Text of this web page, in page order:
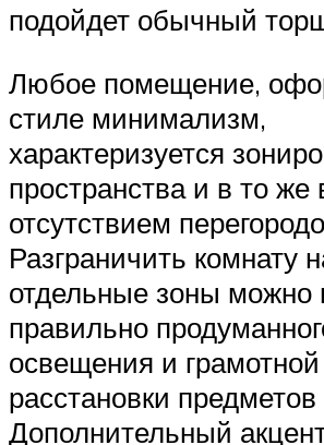
подойдет обычный
Любое помещение,
стиле минимализм,
характеризуется
пространства и в то же
отсутствием
Разграничить комнату
отдельные зоны
правильно
освещения и грамотной
расстановки
Дополнительный